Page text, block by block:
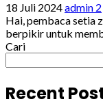
18 Juli 2024admin 2
Hai, pembaca setia
berpikir untuk
Cari
Recent